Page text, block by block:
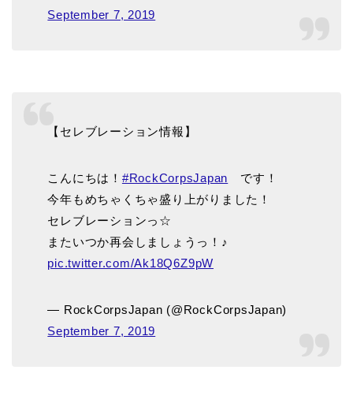
September 7, 2019
【セレブレーション情報】
こんにちは！ #RockCorpsJapan です！
今年もめちゃくちゃ盛り上がりました！
セレブレーションっ☆
またいつか再会しましょうっ！♪
pic.twitter.com/Ak18Q6Z9pW
— RockCorpsJapan (@RockCorpsJapan)
September 7, 2019